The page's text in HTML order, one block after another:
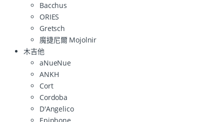
Bacchus
ORIES
Gretsch
魔捷尼爾 Mojolnir
木吉他
aNueNue
ANKH
Cort
Cordoba
D'Angelico